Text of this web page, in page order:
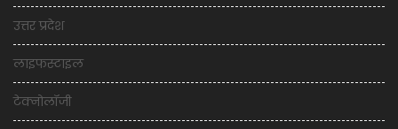
उत्तर प्रदेश
लाइफस्टाइल
टेक्नोलॉजी